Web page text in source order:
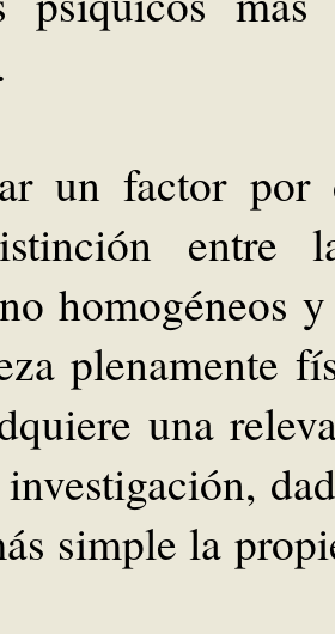
un factor por
entre
homogéneos
plenamente
una
investigación,
simple la